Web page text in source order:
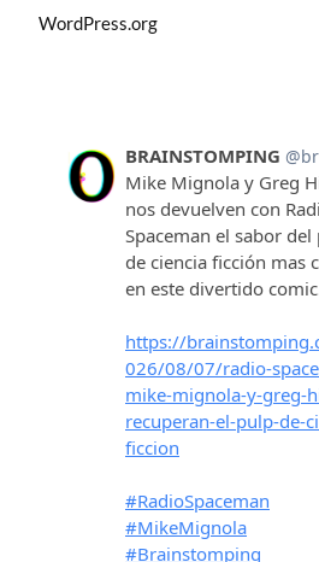
WordPress.org